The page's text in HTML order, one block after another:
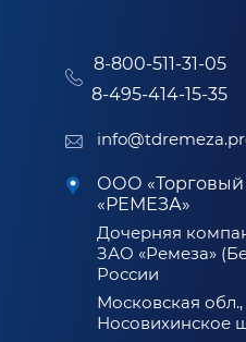
8-800-511-31-05
8-495-414-15-35
ООО
«РЕМЕЗА»
Дочерняя
ЗАО «Ремеза»
России
Московская
Носовихинское